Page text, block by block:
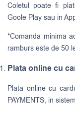
Coletul poate fi
Goole Play sau in
*Comanda minima
ramburs este de 50
Plata online cu
Plata online cu
PAYMENTS, in